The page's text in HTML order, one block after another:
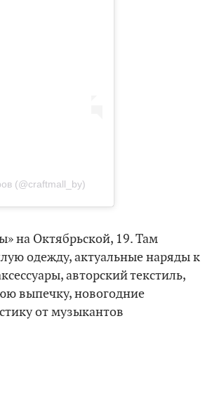
(@craftmall_by)
на Октябрьской, 19. Там
одежду, актуальные наряды к
авторский текстиль,
выпечку, новогодние
от музыкантов